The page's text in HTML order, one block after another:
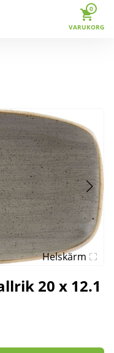
0
VARUKORG
Helskärm
20 x 12.1